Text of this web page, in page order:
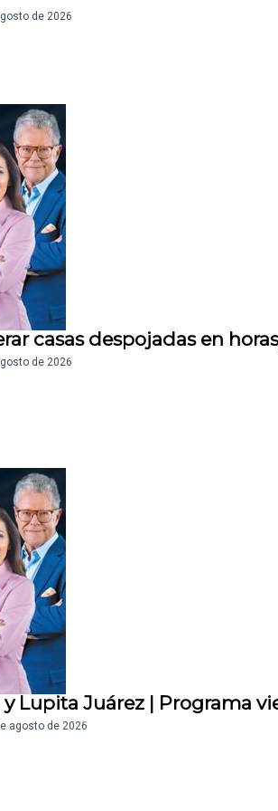
de 2026
casas despojadas en
de 2026
Lupita Juárez | Programa
agosto de 2026